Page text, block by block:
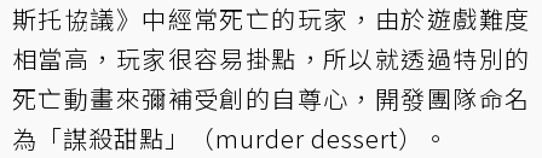
斯托協議》中經常死亡的玩家，由於遊戲難度
相當高，玩家很容易掛點，所以就透過特別的
死亡動畫來彌補受創的自尊心，開發團隊命名
為「謀殺甜點」（murder dessert）。